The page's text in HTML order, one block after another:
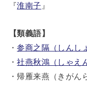
『淮南子 』
【類義語】
・参商之隔（しんし
・社燕秋鴻（しゃえ
・帰雁来燕（きがん